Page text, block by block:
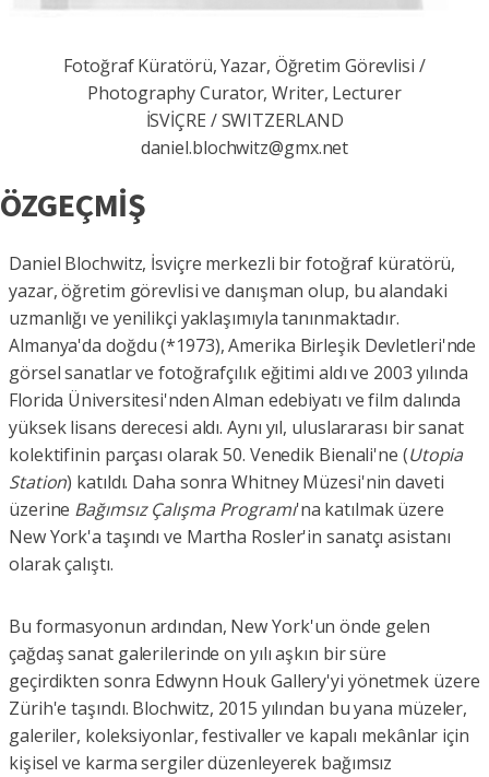
Fotoğraf Küratörü, Yazar, Öğretim Görevlisi /
Photography Curator, Writer, Lecturer
İSVİÇRE / SWITZERLAND
daniel.blochwitz@gmx.net
ÖZGEÇMİŞ
Daniel Blochwitz, İsviçre merkezli bir fotoğraf küratörü,
yazar, öğretim görevlisi ve danışman olup, bu alandaki
uzmanlığı ve yenilikçi yaklaşımıyla tanınmaktadır.
Almanya'da doğdu (*1973), Amerika Birleşik Devletleri'nde
görsel sanatlar ve fotoğrafçılık eğitimi aldı ve 2003 yılında
Florida Üniversitesi'nden Alman edebiyatı ve film dalında
yüksek lisans derecesi aldı. Aynı yıl, uluslararası bir sanat
kolektifinin parçası olarak 50. Venedik Bienali'ne (Utopia
Station) katıldı. Daha sonra Whitney Müzesi'nin daveti
üzerine Bağımsız Çalışma Programı'na katılmak üzere
New York'a taşındı ve Martha Rosler'in sanatçı asistanı
olarak çalıştı.
Bu formasyonun ardından, New York'un önde gelen
çağdaş sanat galerilerinde on yılı aşkın bir süre
geçirdikten sonra Edwynn Houk Gallery'yi yönetmek üzere
Zürih'e taşındı. Blochwitz, 2015 yılından bu yana müzeler,
galeriler, koleksiyonlar, festivaller ve kapalı mekânlar için
kişisel ve karma sergiler düzenleyerek bağımsız